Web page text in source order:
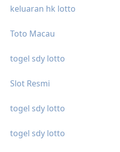
keluaran hk lotto
Toto Macau
togel sdy lotto
Slot Resmi
togel sdy lotto
togel sdy lotto